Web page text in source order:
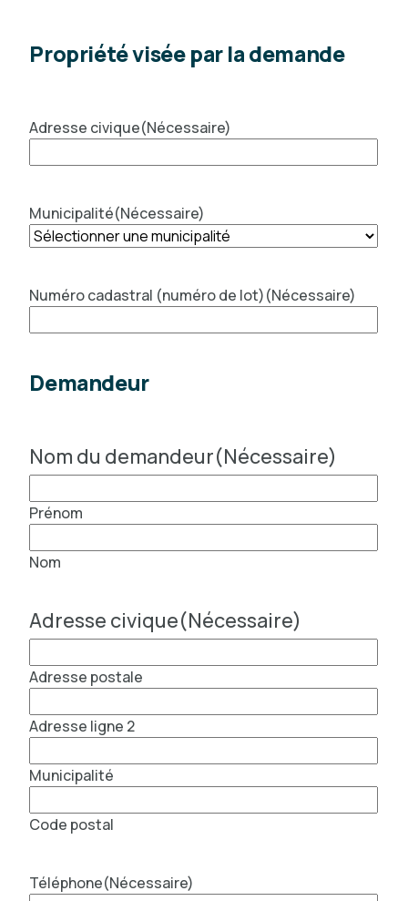
Propriété visée par la demande
Adresse civique(Nécessaire)
Municipalité(Nécessaire)
Numéro cadastral (numéro de lot)(Nécessaire)
Demandeur
Nom du demandeur(Nécessaire)
Prénom
Nom
Adresse civique(Nécessaire)
Adresse postale
Adresse ligne 2
Municipalité
Code postal
Téléphone(Nécessaire)